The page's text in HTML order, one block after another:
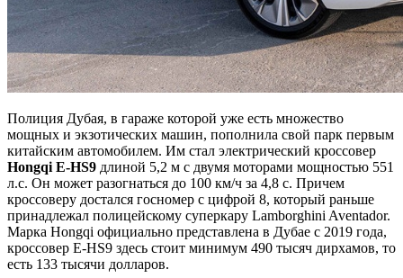
Полиция Дубая, в гараже которой уже есть множество
мощных и экзотических машин, пополнила свой парк первым
китайским автомобилем. Им стал электрический кроссовер
Hongqi E-HS9 длиной 5,2 м с двумя моторами мощностью 551
л.с. Он может разогнаться до 100 км/ч за 4,8 с. Причем
кроссоверу достался госномер с цифрой 8, который раньше
принадлежал полицейскому суперкару Lamborghini Aventador.
Марка Hongqi официально представлена в Дубае с 2019 года,
кроссовер E-HS9 здесь стоит минимум 490 тысяч дирхамов, то
есть 133 тысячи долларов.